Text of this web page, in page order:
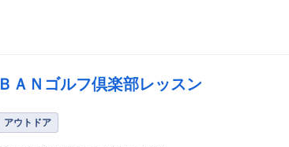
ＢＡＮゴルフ倶楽部レッスン
アウトドア